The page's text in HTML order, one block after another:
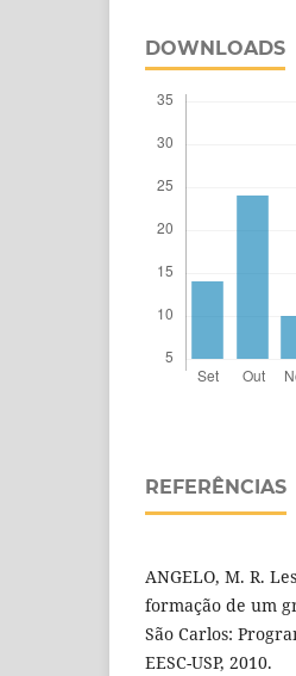
DOWNLOADS
REFERÊNCIAS
ANGELO, M. R.
formação de um
São Carlos:
EESC-USP, 2010.